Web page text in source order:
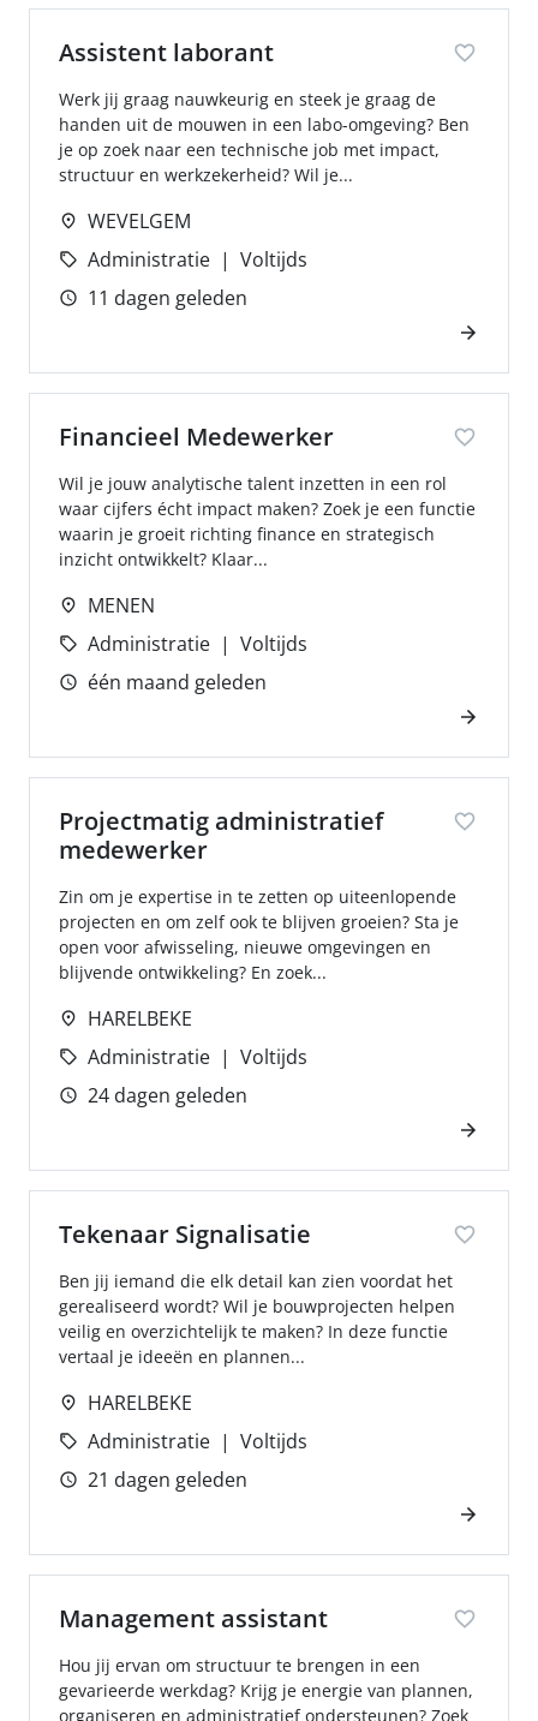
Assistent laborant
Werk jij graag nauwkeurig en steek je graag de
handen uit de mouwen in een labo-omgeving? Ben
je op zoek naar een technische job met impact,
structuur en werkzekerheid? Wil je...
WEVELGEM
Administratie
Voltijds
11 dagen geleden
Financieel Medewerker
Wil je jouw analytische talent inzetten in een rol
waar cijfers écht impact maken? Zoek je een functie
waarin je groeit richting finance en strategisch
inzicht ontwikkelt? Klaar...
MENEN
Administratie
Voltijds
één maand geleden
Projectmatig administratief
medewerker
Zin om je expertise in te zetten op uiteenlopende
projecten en om zelf ook te blijven groeien? Sta je
open voor afwisseling, nieuwe omgevingen en
blijvende ontwikkeling? En zoek...
HARELBEKE
Administratie
Voltijds
24 dagen geleden
Tekenaar Signalisatie
Ben jij iemand die elk detail kan zien voordat het
gerealiseerd wordt? Wil je bouwprojecten helpen
veilig en overzichtelijk te maken? In deze functie
vertaal je ideeën en plannen...
HARELBEKE
Administratie
Voltijds
21 dagen geleden
Management assistant
Hou jij ervan om structuur te brengen in een
gevarieerde werkdag? Krijg je energie van plannen,
organiseren en administratief ondersteunen? Zoek